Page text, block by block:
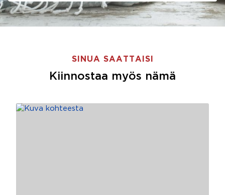
SINUA SAATTAISI
Kiinnostaa myös nämä